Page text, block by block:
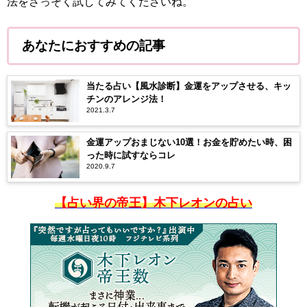
あなたにおすすめの記事
当たる占い【風水診断】金運をアップさせる、キッ
チンのアレンジ法！
2021.3.7
金運アップおまじない10選！お金を貯めたい時、困
った時に試すならコレ
2020.9.7
【占い界の帝王】木下レオンの占い